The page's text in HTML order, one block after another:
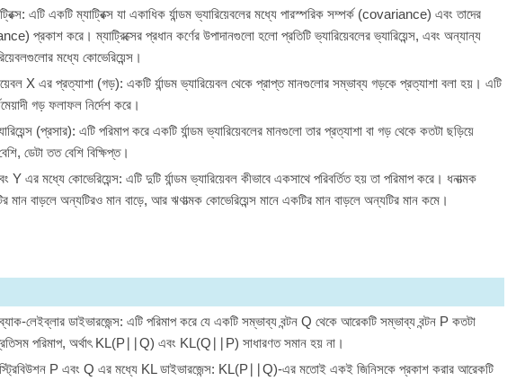
এটি একটি ম্যাট্রিক্স যা একাধিক র্যান্ডম ভ্যারিয়েবলের মধ্যে পারস্পরিক সম্পর্ক (covariance) এবং তাদের
প্রকাশ করে। ম্যাট্রিক্সের প্রধান কর্ণের উপাদানগুলো হলো প্রতিটি ভ্যারিয়েবলের ভ্যারিয়েন্স, এবং অন্যান্য
মধ্যে কোভেরিয়েন্স।
X এর প্রত্যাশা (গড়): একটি র্যান্ডম ভ্যারিয়েবল থেকে প্রাপ্ত মানগুলোর সম্ভাব্য গড়কে প্রত্যাশা বলা হয়। এটি
গড় ফলাফল নির্দেশ করে।
(প্রসার): এটি পরিমাপ করে একটি র্যান্ডম ভ্যারিয়েবলের মানগুলো তার প্রত্যাশা বা গড় থেকে কতটা ছড়িয়ে
ডেটা তত বেশি বিক্ষিপ্ত।
Y এর মধ্যে কোভেরিয়েন্স: এটি দুটি র্যান্ডম ভ্যারিয়েবল কীভাবে একসাথে পরিবর্তিত হয় তা পরিমাপ করে। ধনাত্মক
মান বাড়লে অন্যটিরও মান বাড়ে, আর ঋণাত্মক কোভেরিয়েন্স মানে একটির মান বাড়লে অন্যটির মান কমে।
লেইব্লার ডাইভারজেন্স: এটি পরিমাপ করে যে একটি সম্ভাব্য বন্টন Q থেকে আরেকটি সম্ভাব্য বন্টন P কতটা
পরিমাপ, অর্থাৎ KL(P∣∣Q) এবং KL(Q ∣∣ P) সাধারণত সমান হয় না।
P এবং Q এর মধ্যে KL ডাইভারজেন্স: KL(P∣∣Q)-এর মতোই একই জিনিসকে প্রকাশ করার আরেকটি